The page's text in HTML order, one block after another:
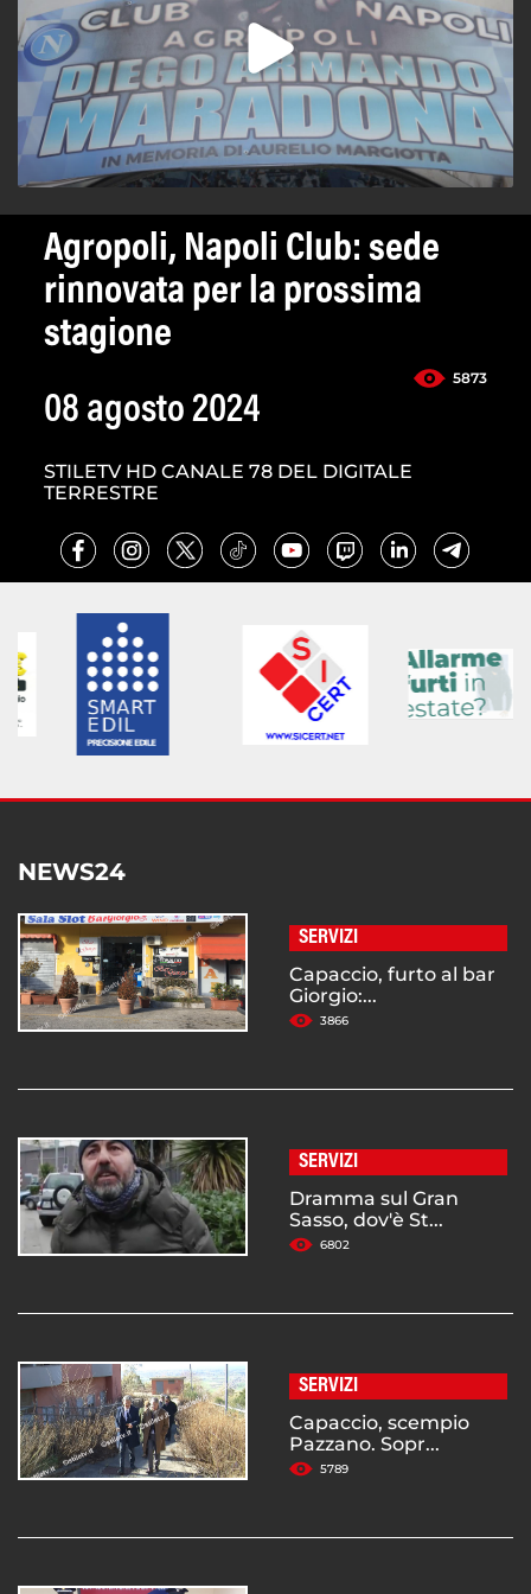
Agropoli, Napoli Club: sede
rinnovata per la prossima
stagione
5873
08 agosto 2024
STILETV HD CANALE 78 DEL DIGITALE
TERRESTRE
NEWS24
SERVIZI
Capaccio, furto al bar
Giorgio:...
3866
SERVIZI
Dramma sul Gran
Sasso, dov'è St...
6802
SERVIZI
Capaccio, scempio
Pazzano. Sopr...
5789